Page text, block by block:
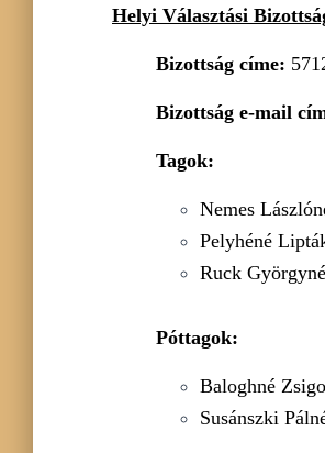
Helyi Választási
Bizottság címe:
Bizottság e-mail
Tagok:
Nemes
Pelyhéné
Ruck
Póttagok:
Baloghné
Susánszki